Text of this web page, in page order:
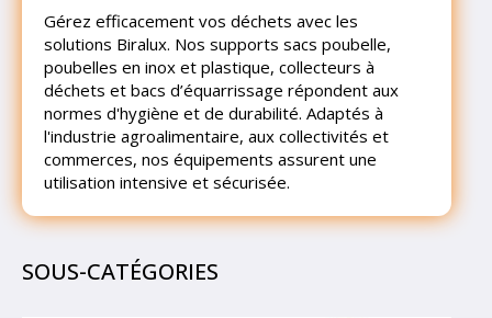
Gérez efficacement vos déchets avec les
solutions Biralux. Nos supports sacs poubelle,
poubelles en inox et plastique, collecteurs à
déchets et bacs d’équarrissage répondent aux
normes d'hygiène et de durabilité. Adaptés à
l'industrie agroalimentaire, aux collectivités et
commerces, nos équipements assurent une
utilisation intensive et sécurisée.
SOUS-CATÉGORIES